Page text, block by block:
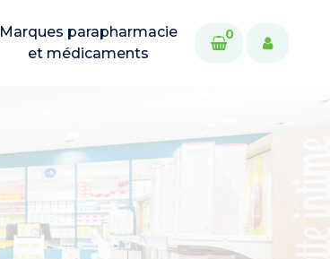
Marques parapharmacie
et médicaments
0